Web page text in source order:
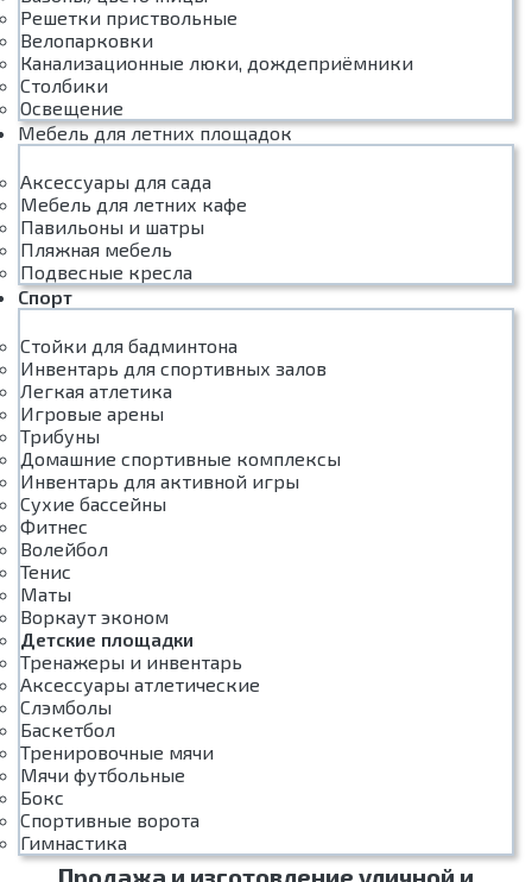
Решетки приствольные
Велопарковки
Канализационные люки, дождеприёмники
Столбики
Освещение
Мебель для летних площадок
Аксессуары для сада
Мебель для летних кафе
Павильоны и шатры
Пляжная мебель
Подвесные кресла
Спорт
Стойки для бадминтона
Инвентарь для спортивных залов
Легкая атлетика
Игровые арены
Трибуны
Домашние спортивные комплексы
Инвентарь для активной игры
Сухие бассейны
Фитнес
Волейбол
Тенис
Маты
Воркаут эконом
Детские площадки
Тренажеры и инвентарь
Аксессуары атлетические
Слэмболы
Баскетбол
Тренировочные мячи
Мячи футбольные
Бокс
Спортивные ворота
Гимнастика
Продажа и изготовление уличной и